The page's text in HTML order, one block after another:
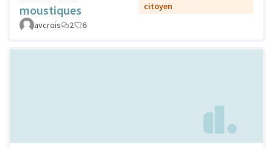
moustiques
citoyen
avcrois
2 6